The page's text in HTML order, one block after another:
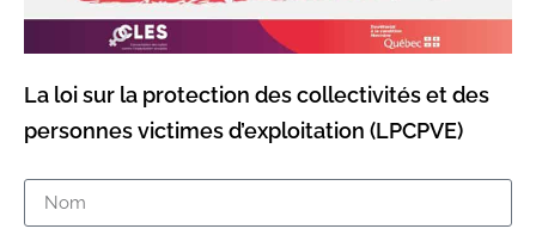
La loi sur la protection des collectivités et des
personnes victimes d’exploitation (LPCPVE)